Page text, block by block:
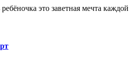
это заветная мечта каждой